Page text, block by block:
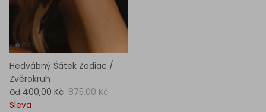
Hedvábný Šátek Zodiac /
Zvěrokruh
Od 400,00 Kč 875,00 Kč
Sleva